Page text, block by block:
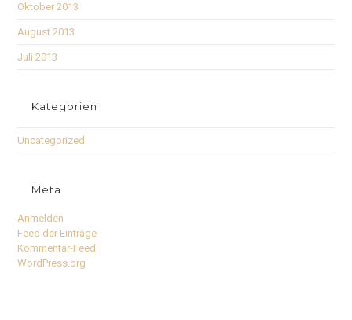
Oktober 2013
August 2013
Juli 2013
Kategorien
Uncategorized
Meta
Anmelden
Feed der Einträge
Kommentar-Feed
WordPress.org